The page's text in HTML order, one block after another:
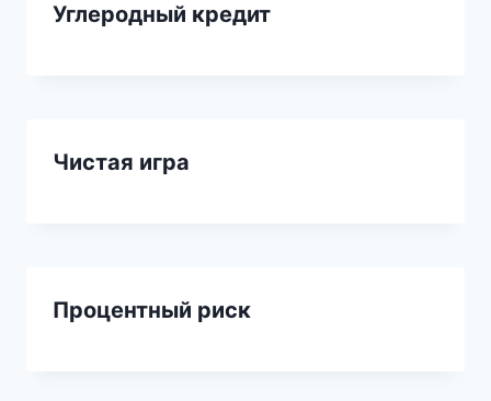
Углеродный кредит
Чистая игра
Процентный риск